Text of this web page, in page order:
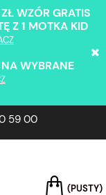
WZÓR GRATIS
Z 1 MOTKA KID
WYBRANE
59 00
(PUSTY)